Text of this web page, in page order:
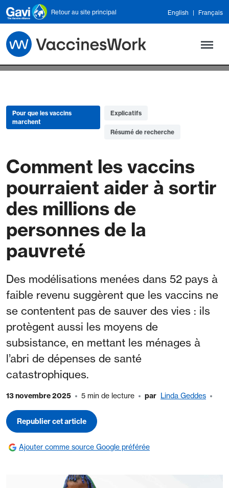
Skip to main content
Retour au site principal English Français
Pour que les vaccins
marchent
Explicatifs
Résumé de recherche
Comment les vaccins
pourraient aider à sortir
des millions de
personnes de la
pauvreté
Des modélisations menées dans 52 pays à
faible revenu suggèrent que les vaccins ne
se contentent pas de sauver des vies : ils
protègent aussi les moyens de
subsistance, en mettant les ménages à
l’abri de dépenses de santé
catastrophiques.
13 novembre 2025 5 min de lecture par Linda Geddes
Republier cet article
Ajouter comme source Google préférée